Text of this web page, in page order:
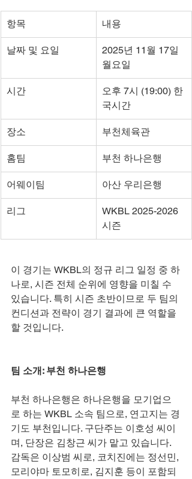
항목 내용
날짜 및 요일
2025년 11월 17일
월요일
시간
오후 7시 (19:00) 한
국시간
장소 부천체육관
홈팀 부천 하나은행
어웨이팀 아산 우리은행
리그
WKBL 2025-2026
시즌
이 경기는 WKBL의 정규 리그 일정 중 하
나로, 시즌 전체 순위에 영향을 미칠 수
있습니다. 특히 시즌 초반이므로 두 팀의
컨디션과 전략이 경기 결과에 큰 역할을
할 것입니다.
팀 소개: 부천 하나은행
부천 하나은행은 하나은행을 모기업으
로 하는 WKBL 소속 팀으로, 연고지는 경
기도 부천입니다. 구단주는 이호성 씨이
며, 단장은 김창근 씨가 맡고 있습니다.
감독은 이상범 씨로, 코치진에는 정선민,
모리야마 토모히로, 김지훈 등이 포함되